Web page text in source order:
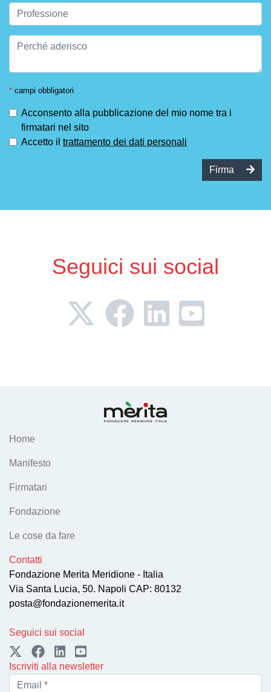
* campi obbligatori
Acconsento alla pubblicazione del mio nome tra i
firmatari nel sito
Accetto il trattamento dei dati personali
Firma
Seguici sui social
Home
Manifesto
Firmatari
Fondazione
Le cose da fare
Contatti
Fondazione Merita Meridione - Italia
Via Santa Lucia, 50. Napoli CAP: 80132
posta@fondazionemerita.it
Seguici sui social
Iscriviti alla newsletter